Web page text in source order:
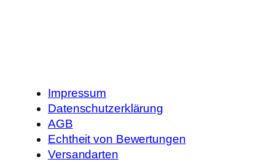
Impressum
Datenschutzerklärung
AGB
Echtheit von Bewertungen
Versandarten